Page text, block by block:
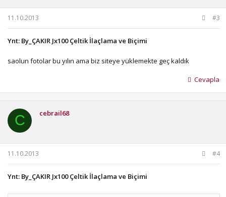
11.10.2013 #3
Ynt: By_ÇAKIR Jx100 Çeltik İlaçlama ve Biçimi
saolun fotolar bu yılın ama biz siteye yüklemekte geç kaldık
Cevapla
C cebrail68
11.10.2013 #4
Ynt: By_ÇAKIR Jx100 Çeltik İlaçlama ve Biçimi